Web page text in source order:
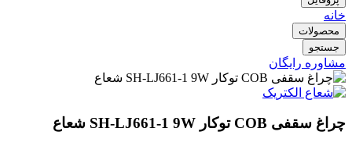
خانه
محصولات
جستجو
مشاوره رایگان
چراغ سقفی COB توکار SH-LJ661-1 9W شعاع